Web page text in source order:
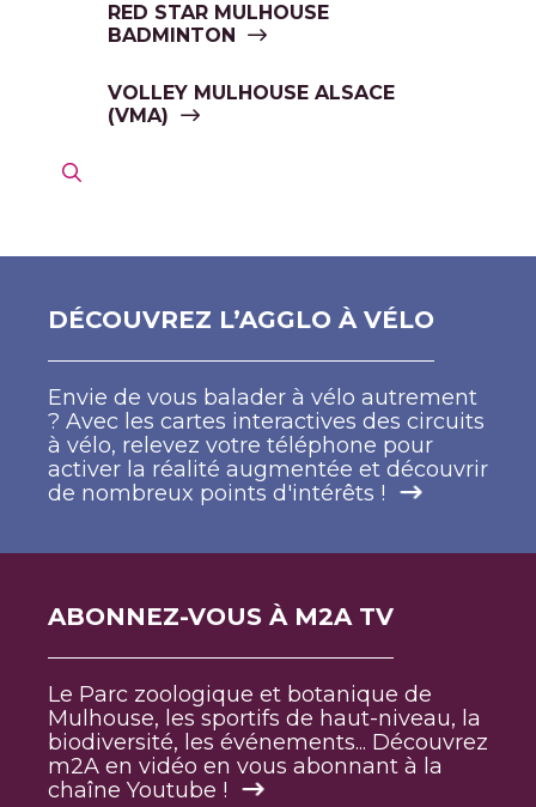
RED STAR MULHOUSE
BADMINTON
VOLLEY MULHOUSE ALSACE
(VMA)
DÉCOUVREZ L’AGGLO À VÉLO
Envie de vous balader à vélo autrement
? Avec les cartes interactives des circuits
à vélo, relevez votre téléphone pour
activer la réalité augmentée et découvrir
de nombreux points d'intérêts !
ABONNEZ-VOUS À M2A TV
Le Parc zoologique et botanique de
Mulhouse, les sportifs de haut-niveau, la
biodiversité, les événements... Découvrez
m2A en vidéo en vous abonnant à la
chaîne Youtube !